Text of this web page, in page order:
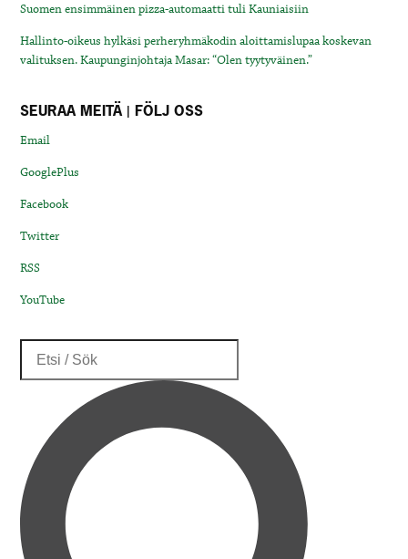
Suomen ensimmäinen pizza-automaatti tuli Kauniaisiin
Hallinto-oikeus hylkäsi perheryhmäkodin aloittamislupaa koskevan
valituksen. Kaupunginjohtaja Masar: “Olen tyytyväinen.”
SEURAA MEITÄ | FÖLJ OSS
Email
GooglePlus
Facebook
Twitter
RSS
YouTube